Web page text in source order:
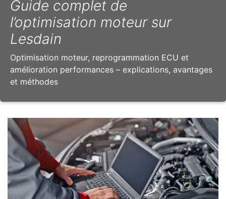
Guide complet de
l’optimisation moteur sur
Lesdain
Optimisation moteur, reprogrammation ECU et
amélioration performances – explications, avantages
et méthodes